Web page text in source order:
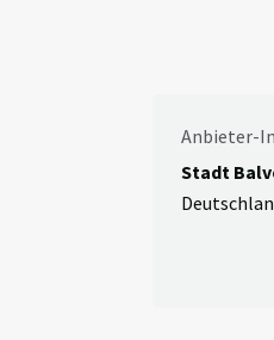
Anbieter-
Stadt